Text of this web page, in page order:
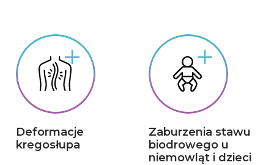
Deformacje
kregosłupa
Zaburzenia stawu
biodrowego u
niemowląt i dzieci